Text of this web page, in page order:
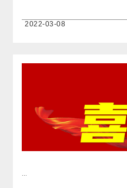
2022-03-08